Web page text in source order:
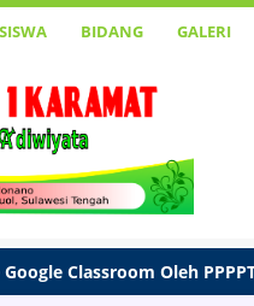
BIDANG GALERI
Classroom Oleh